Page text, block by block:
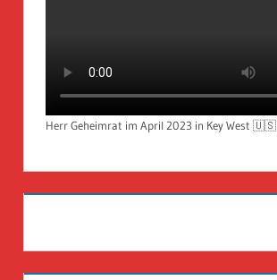
Herr Geheimrat im April 2023 in Key West 🇺🇸